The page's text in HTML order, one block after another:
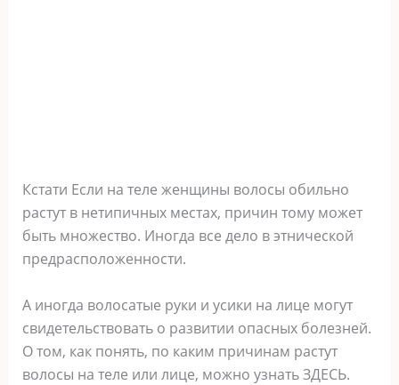
Кстати Если на теле женщины волосы обильно
растут в нетипичных местах, причин тому может
быть множество. Иногда все дело в этнической
предрасположенности.
А иногда волосатые руки и усики на лице могут
свидетельствовать о развитии опасных болезней.
О том, как понять, по каким причинам растут
волосы на теле или лице, можно узнать ЗДЕСЬ.